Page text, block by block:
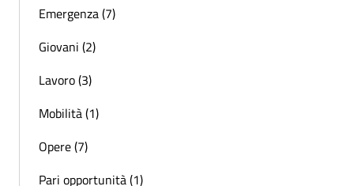
Emergenza (7)
Giovani (2)
Lavoro (3)
Mobilità (1)
Opere (7)
Pari opportunità (1)